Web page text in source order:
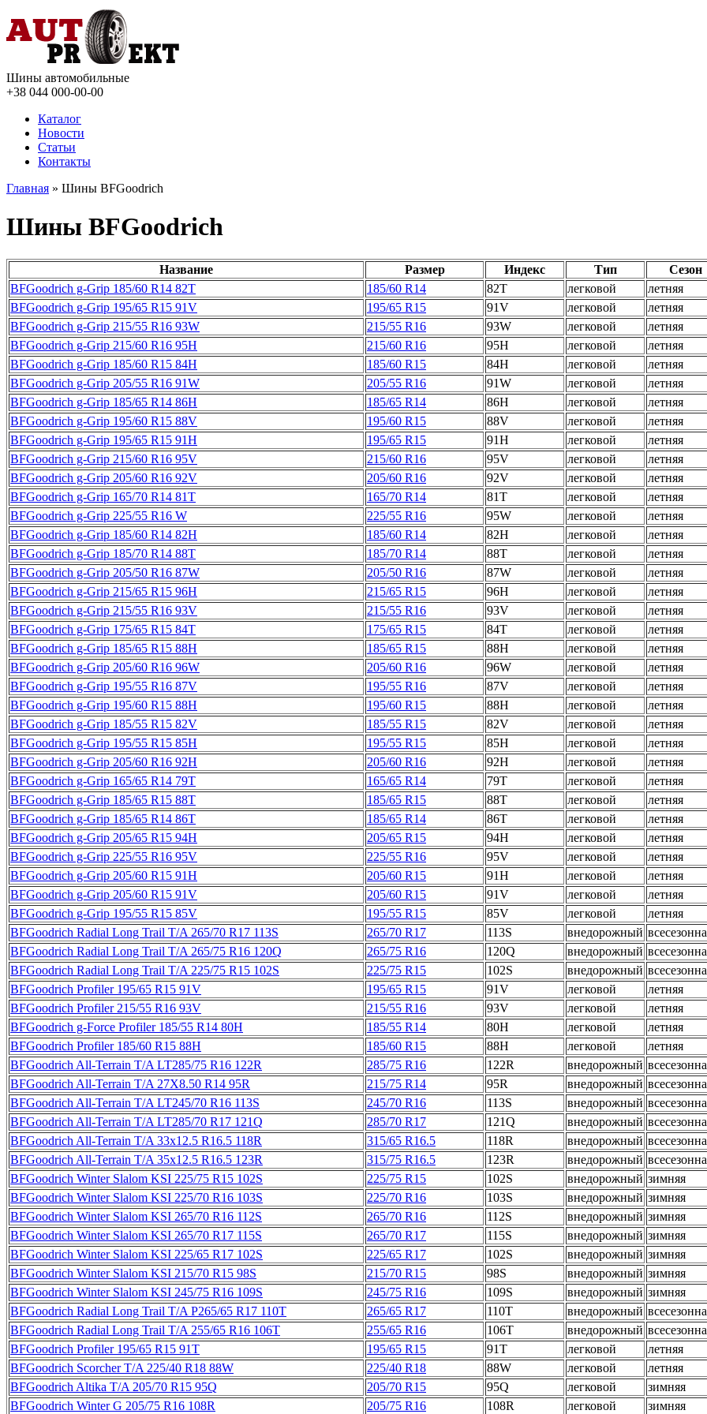
Шины автомобильные
+38 044 000-00-00
Каталог
Новости
Статьи
Контакты
Главная » Шины BFGoodrich
Шины BFGoodrich
Название Размер Индекс Тип Сезон
BFGoodrich g-Grip 185/60 R14 82T
185/60 R14 82T легковой летняя
BFGoodrich g-Grip 195/65 R15 91V
195/65 R15 91V легковой летняя
BFGoodrich g-Grip 215/55 R16 93W
215/55 R16 93W легковой летняя
BFGoodrich g-Grip 215/60 R16 95H
215/60 R16 95H легковой летняя
BFGoodrich g-Grip 185/60 R15 84H
185/60 R15 84H легковой летняя
BFGoodrich g-Grip 205/55 R16 91W
205/55 R16 91W легковой летняя
BFGoodrich g-Grip 185/65 R14 86H
185/65 R14 86H легковой летняя
BFGoodrich g-Grip 195/60 R15 88V
195/60 R15 88V легковой летняя
BFGoodrich g-Grip 195/65 R15 91H
195/65 R15 91H легковой летняя
BFGoodrich g-Grip 215/60 R16 95V
215/60 R16 95V легковой летняя
BFGoodrich g-Grip 205/60 R16 92V
205/60 R16 92V легковой летняя
BFGoodrich g-Grip 165/70 R14 81T
165/70 R14 81T легковой летняя
BFGoodrich g-Grip 225/55 R16 W
225/55 R16 95W легковой летняя
BFGoodrich g-Grip 185/60 R14 82H
185/60 R14 82H легковой летняя
BFGoodrich g-Grip 185/70 R14 88T
185/70 R14 88T легковой летняя
BFGoodrich g-Grip 205/50 R16 87W
205/50 R16 87W легковой летняя
BFGoodrich g-Grip 215/65 R15 96H
215/65 R15 96H легковой летняя
BFGoodrich g-Grip 215/55 R16 93V
215/55 R16 93V легковой летняя
BFGoodrich g-Grip 175/65 R15 84T
175/65 R15 84T легковой летняя
BFGoodrich g-Grip 185/65 R15 88H
185/65 R15 88H легковой летняя
BFGoodrich g-Grip 205/60 R16 96W
205/60 R16 96W легковой летняя
BFGoodrich g-Grip 195/55 R16 87V
195/55 R16 87V легковой летняя
BFGoodrich g-Grip 195/60 R15 88H
195/60 R15 88H легковой летняя
BFGoodrich g-Grip 185/55 R15 82V
185/55 R15 82V легковой летняя
BFGoodrich g-Grip 195/55 R15 85H
195/55 R15 85H легковой летняя
BFGoodrich g-Grip 205/60 R16 92H
205/60 R16 92H легковой летняя
BFGoodrich g-Grip 165/65 R14 79T
165/65 R14 79T легковой летняя
BFGoodrich g-Grip 185/65 R15 88T
185/65 R15 88T легковой летняя
BFGoodrich g-Grip 185/65 R14 86T
185/65 R14 86T легковой летняя
BFGoodrich g-Grip 205/65 R15 94H
205/65 R15 94H легковой летняя
BFGoodrich g-Grip 225/55 R16 95V
225/55 R16 95V легковой летняя
BFGoodrich g-Grip 205/60 R15 91H
205/60 R15 91H легковой летняя
BFGoodrich g-Grip 205/60 R15 91V
205/60 R15 91V легковой летняя
BFGoodrich g-Grip 195/55 R15 85V
195/55 R15 85V легковой летняя
BFGoodrich Radial Long Trail T/A 265/70 R17 113S
265/70 R17 113S внедорожный
BFGoodrich Radial Long Trail T/A 265/75 R16 120Q
265/75 R16 120Q внедорожный
BFGoodrich Radial Long Trail T/A 225/75 R15 102S
225/75 R15 102S внедорожный
BFGoodrich Profiler 195/65 R15 91V
195/65 R15 91V легковой летняя
BFGoodrich Profiler 215/55 R16 93V
215/55 R16 93V легковой летняя
BFGoodrich g-Force Profiler 185/55 R14 80H
185/55 R14 80H легковой летняя
BFGoodrich Profiler 185/60 R15 88H
185/60 R15 88H легковой летняя
BFGoodrich All-Terrain T/A LT285/75 R16 122R
285/75 R16 122R внедорожный
BFGoodrich All-Terrain T/A 27X8.50 R14 95R
215/75 R14 95R внедорожный
BFGoodrich All-Terrain T/A LT245/70 R16 113S
245/70 R16 113S внедорожный
BFGoodrich All-Terrain T/A LT285/70 R17 121Q
285/70 R17 121Q внедорожный
BFGoodrich All-Terrain T/A 33x12.5 R16.5 118R
315/65 R16.5 118R внедорожный
BFGoodrich All-Terrain T/A 35х12.5 R16.5 123R
315/75 R16.5 123R внедорожный
BFGoodrich Winter Slalom KSI 225/75 R15 102S
225/75 R15 102S внедорожный зимняя
BFGoodrich Winter Slalom KSI 225/70 R16 103S
225/70 R16 103S внедорожный зимняя
BFGoodrich Winter Slalom KSI 265/70 R16 112S
265/70 R16 112S внедорожный зимняя
BFGoodrich Winter Slalom KSI 265/70 R17 115S
265/70 R17 115S внедорожный зимняя
BFGoodrich Winter Slalom KSI 225/65 R17 102S
225/65 R17 102S внедорожный зимняя
BFGoodrich Winter Slalom KSI 215/70 R15 98S
215/70 R15 98S внедорожный зимняя
BFGoodrich Winter Slalom KSI 245/75 R16 109S
245/75 R16 109S внедорожный зимняя
BFGoodrich Radial Long Trail T/A P265/65 R17 110T
265/65 R17 110T внедорожный
BFGoodrich Radial Long Trail T/A 255/65 R16 106T
255/65 R16 106T внедорожный
BFGoodrich Profiler 195/65 R15 91T
195/65 R15 91T легковой летняя
BFGoodrich Scorcher T/A 225/40 R18 88W
225/40 R18 88W легковой летняя
BFGoodrich Altika T/A 205/70 R15 95Q
205/70 R15 95Q легковой зимняя
BFGoodrich Winter G 205/75 R16 108R
205/75 R16 108R легковой зимняя